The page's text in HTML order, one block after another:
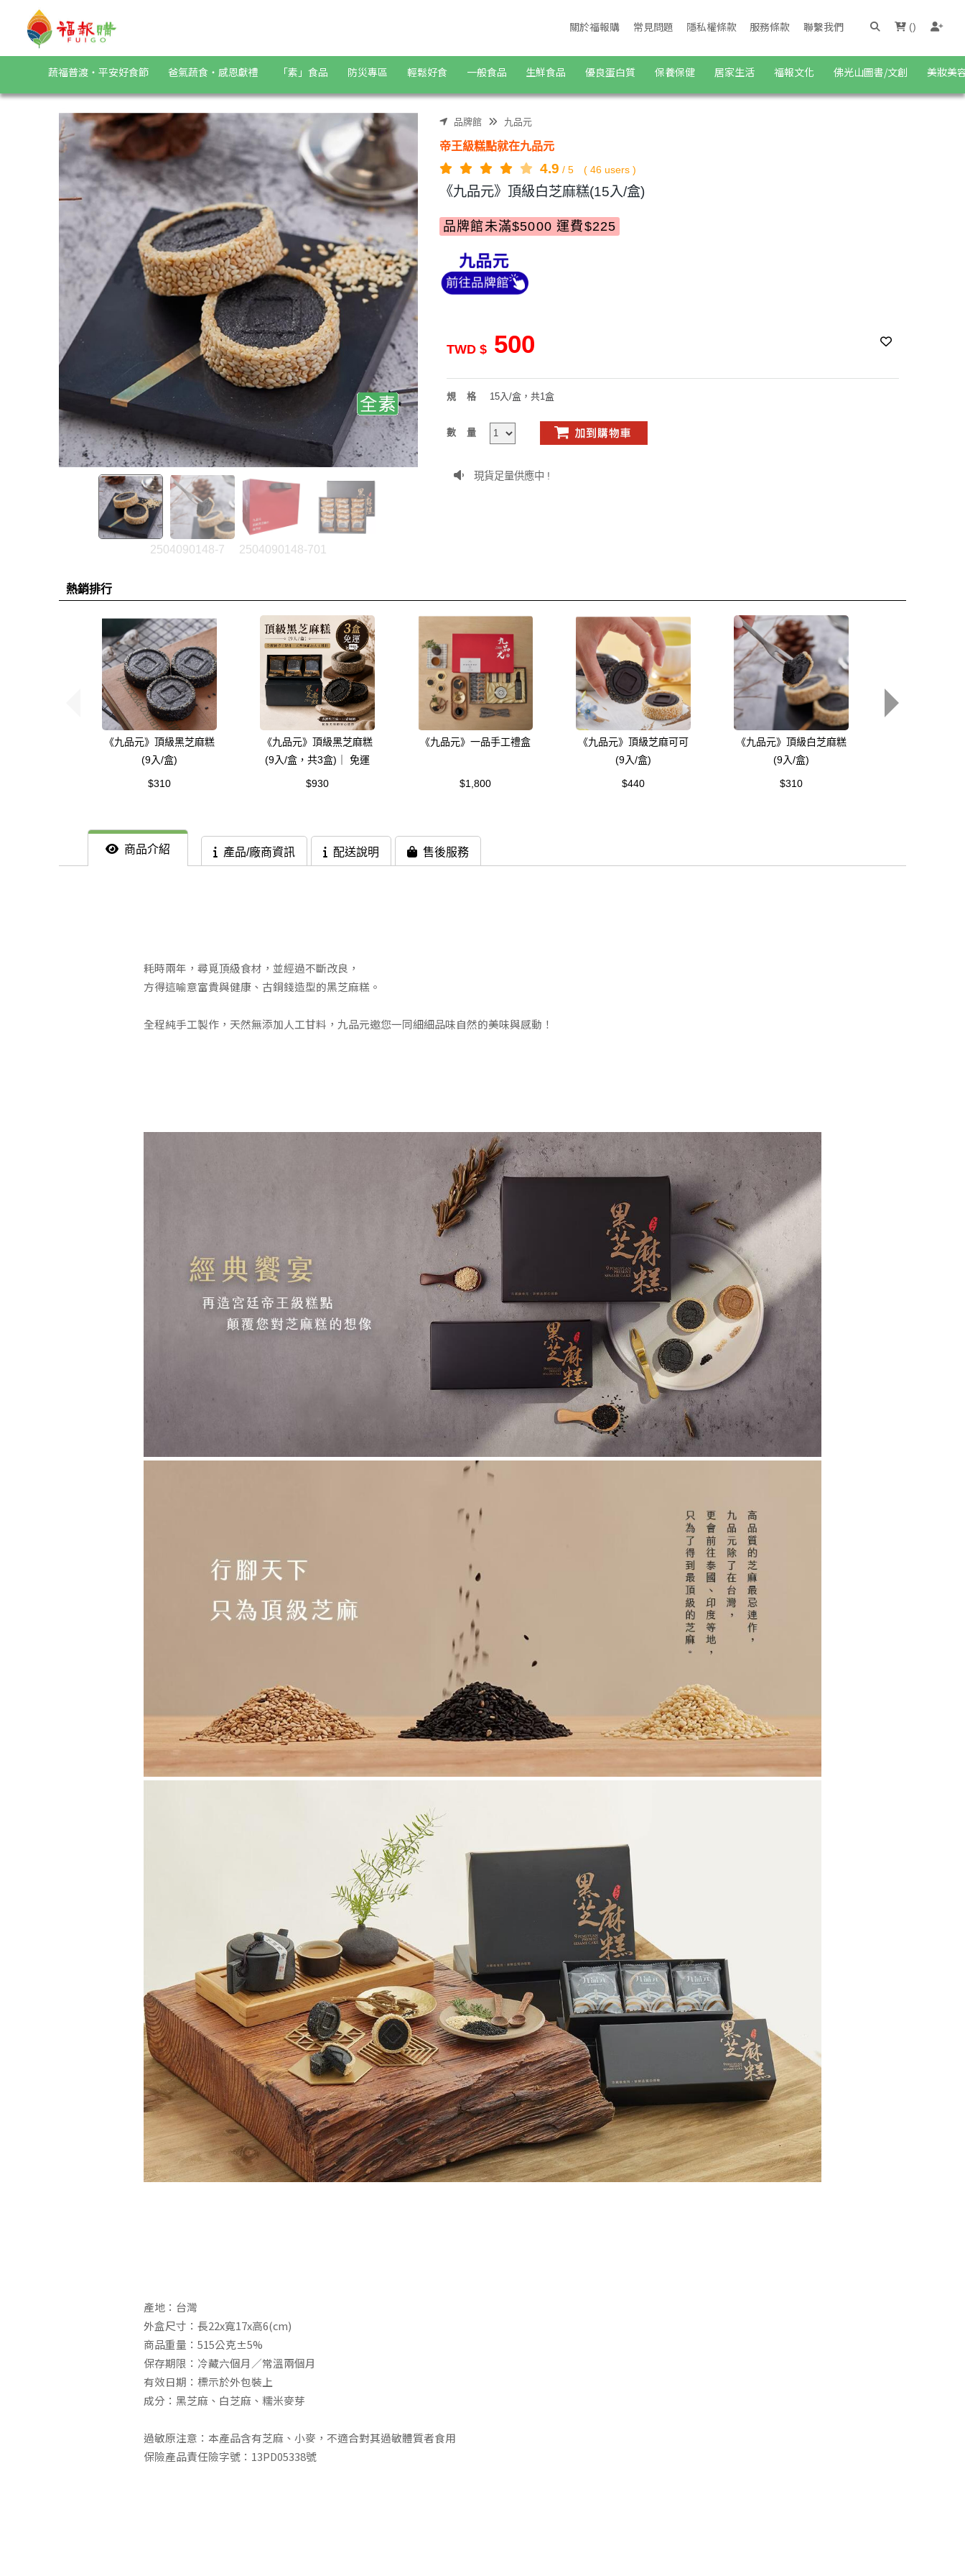
《九品元》頂級白芝麻糕(15入/盒) | 福報購蔬食購物商城
關於福報購 常見問題 隱私權條款 服務條款 聯繫我們 ()
蔬福普渡・平安好食節 爸氣蔬食・感恩獻禮 「素」食品 防災專區 輕鬆好食 一般食品 生鮮食品 優良蛋白質 保養保健 居家生活 福報文化 佛光山圖書/文創 美妝美
2504090148-7 2504090148-701
品牌館 九品元
帝王級糕點就在九品元
4.9 / 5 ( 46 users )
《九品元》頂級白芝麻糕(15入/盒)
品牌館未滿$5000 運費$225
TWD $ 500
規格 15入/盒，共1盒
數量
現貨足量供應中 !
熱銷排行
《九品元》頂級黑芝麻糕
(9入/盒)
$310
《九品元》頂級黑芝麻糕
(9入/盒，共3盒)｜ 免運
$930
《九品元》一品手工禮盒
$1,800
《九品元》頂級芝麻可可
(9入/盒)
$440
《九品元》頂級白芝麻糕
(9入/盒)
$310
商品介紹 產品/廠商資訊 配送說明 售後服務
耗時兩年，尋覓頂級食材，並經過不斷改良，
方得這喻意富貴與健康、古銅錢造型的黑芝麻糕。
全程純手工製作，天然無添加人工甘料，九品元邀您一同細細品味自然的美味與感動！
產地：台灣
外盒尺寸：長22x寬17x高6(cm)
商品重量：515公克±5%
保存期限：冷藏六個月／常溫兩個月
有效日期：標示於外包裝上
成分：黑芝麻、白芝麻、糯米麥芽
過敏原注意：本產品含有芝麻、小麥，不適合對其過敏體質者食用
保險產品責任險字號：13PD05338號